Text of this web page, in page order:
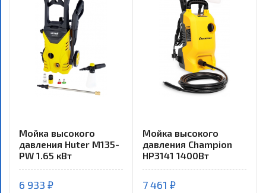
Мойка высокого
давления Huter M135-
PW 1.65 кВт
6 933 ₽
Мойка высокого
давления Champion
HP3141 1400Вт
7 461 ₽